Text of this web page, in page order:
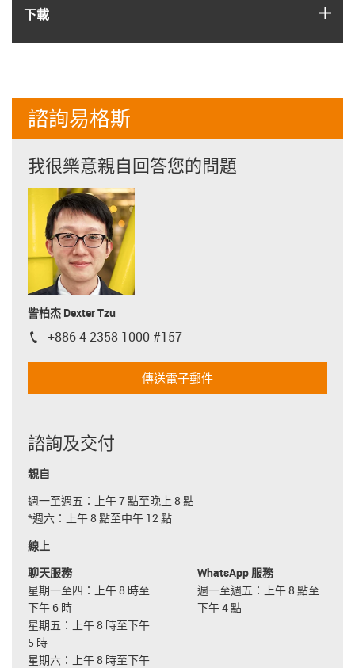
下載
諮詢易格斯
我很樂意親自回答您的問題
訾柏杰 Dexter Tzu
igus-icon-phone
+886 4 2358 1000 #157
傳送電子郵件
諮詢及交付
親自
週一至週五：上午 7 點至晚上 8 點
*週六：上午 8 點至中午 12 點
線上
聊天服務
星期一至四：上午 8 時至
下午 6 時
星期五：上午 8 時至下午
5 時
星期六：上午 8 時至下午
WhatsApp 服務
週一至週五：上午 8 點至
下午 4 點